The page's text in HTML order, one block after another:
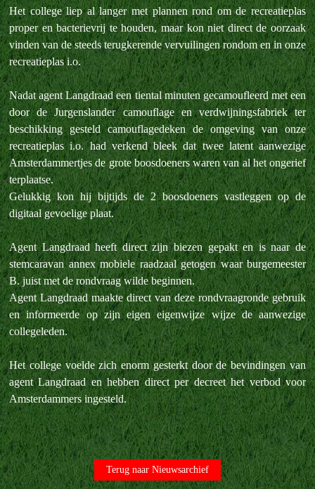
Het college liep al langer met plannen rond om de recreatieplas
proper en bacterievrij te houden, maar kon niet direct de oorzaak
vinden van de steeds terugkerende vervuilingen rondom en in onze
recreatieplas i.o.
Nadat agent Langdraad een tiental minuten gecamoufleerd met een
door de Jurgenslander camouflage en verdwijningsfabriek ter
beschikking gesteld camouflagedeken de omgeving van onze
recreatieplas i.o. had verkend bleek dat twee latent aanwezige
Amsterdammertjes de grote boosdoeners waren van al het ongerief
terplaatse.
Gelukkig kon hij bijtijds de 2 boosdoeners vastleggen op de
digitaal gevoelige plaat.
Agent Langdraad heeft direct zijn biezen gepakt en is naar de
stemcaravan annex mobiele raadzaal getogen waar burgemeester
B. juist met de rondvraag wilde beginnen.
Agent Langdraad maakte direct van deze rondvraagronde gebruik
en informeerde op zijn eigen eigenwijze wijze de aanwezige
collegeleden.
Het college voelde zich enorm gesterkt door de bevindingen van
agent Langdraad en hebben direct per decreet het verbod voor
Amsterdammers ingesteld.
Terug naar Nieuwsarchief